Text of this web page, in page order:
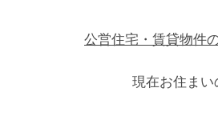
公営住宅・賃貸物件
現在お住まい